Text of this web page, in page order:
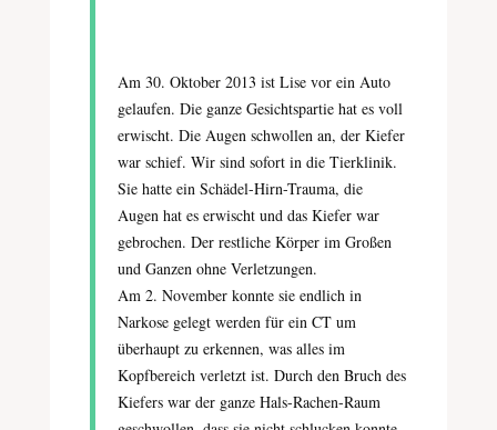
Am 30. Oktober 2013 ist Lise vor ein Auto
gelaufen. Die ganze Gesichtspartie hat es voll
erwischt. Die Augen schwollen an, der Kiefer
war schief. Wir sind sofort in die Tierklinik.
Sie hatte ein Schädel-Hirn-Trauma, die
Augen hat es erwischt und das Kiefer war
gebrochen. Der restliche Körper im Großen
und Ganzen ohne Verletzungen.
Am 2. November konnte sie endlich in
Narkose gelegt werden für ein CT um
überhaupt zu erkennen, was alles im
Kopfbereich verletzt ist. Durch den Bruch des
Kiefers war der ganze Hals-Rachen-Raum